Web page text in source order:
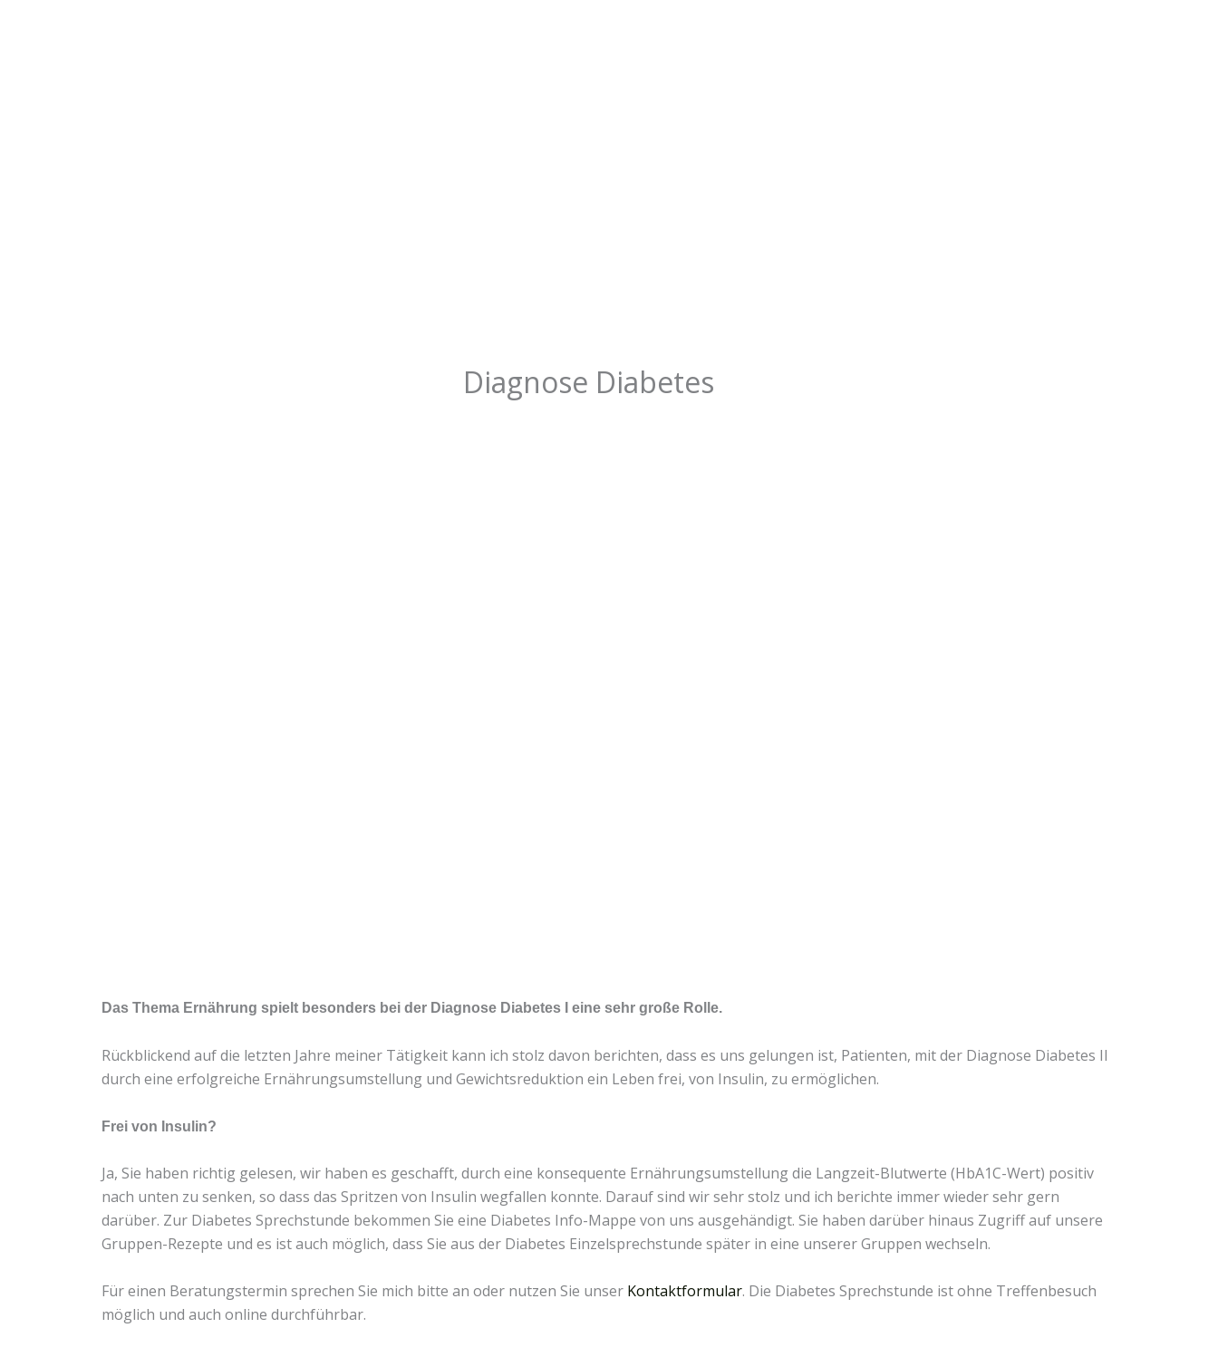
Diagnose Diabetes
Das Thema Ernährung spielt besonders bei der Diagnose Diabetes I eine sehr große Rolle.
Rückblickend auf die letzten Jahre meiner Tätigkeit kann ich stolz davon berichten, dass es uns gelungen ist, Patienten, mit der Diagnose Diabetes II
durch eine erfolgreiche Ernährungsumstellung und Gewichtsreduktion ein Leben frei, von Insulin, zu ermöglichen.
Frei von Insulin?
Ja, Sie haben richtig gelesen, wir haben es geschafft, durch eine konsequente Ernährungsumstellung die Langzeit-Blutwerte (HbA1C-Wert) positiv
nach unten zu senken, so dass das Spritzen von Insulin wegfallen konnte. Darauf sind wir sehr stolz und ich berichte immer wieder sehr gern
darüber. Zur Diabetes Sprechstunde bekommen Sie eine Diabetes Info-Mappe von uns ausgehändigt. Sie haben darüber hinaus Zugriff auf unsere
Gruppen-Rezepte und es ist auch möglich, dass Sie aus der Diabetes Einzelsprechstunde später in eine unserer Gruppen wechseln.
Für einen Beratungstermin sprechen Sie mich bitte an oder nutzen Sie unser Kontaktformular. Die Diabetes Sprechstunde ist ohne Treffenbesuch
möglich und auch online durchführbar.